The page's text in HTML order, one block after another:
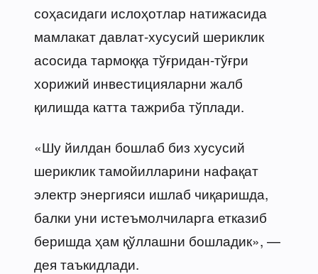
соҳасидаги ислоҳотлар натижасида
мамлакат давлат-хусусий шериклик
асосида тармоққа тўғридан-тўғри
хорижий инвестицияларни жалб
қилишда катта тажриба тўплади.
«Шу йилдан бошлаб биз хусусий
шериклик тамойилларини нафақат
электр энергияси ишлаб чиқаришда,
балки уни истеъмолчиларга етказиб
беришда ҳам қўллашни бошладик», —
дея таъкидлади.